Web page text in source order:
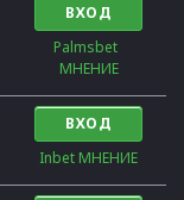
ВХОД
Palmsbet
МНЕНИЕ
ВХОД
Inbet МНЕНИЕ